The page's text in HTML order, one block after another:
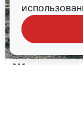
Жители и